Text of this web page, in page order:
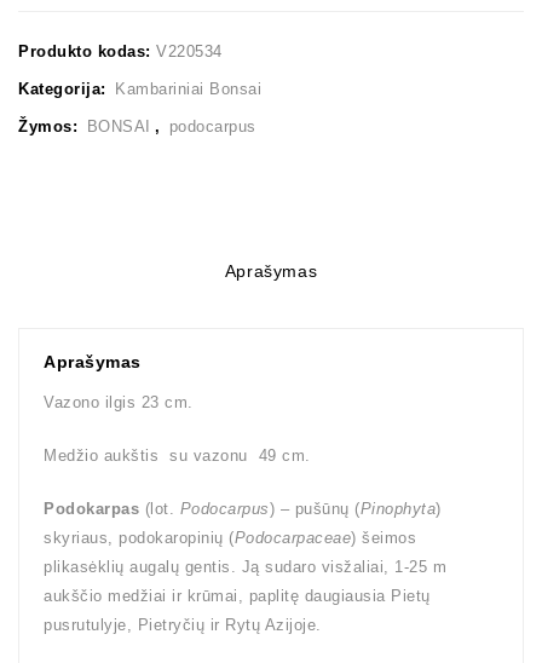
Produkto kodas: V220534
Kategorija: Kambariniai Bonsai
Žymos: BONSAI , podocarpus
Aprašymas
Aprašymas
Vazono ilgis 23 cm.
Medžio aukštis su vazonu 49 cm.
Podokarpas (lot. Podocarpus) – pušūnų (Pinophyta)
skyriaus, podokaropinių (Podocarpaceae) šeimos
plikasėklių augalų gentis. Ją sudaro visžaliai, 1-25 m
aukščio medžiai ir krūmai, paplitę daugiausia Pietų
pusrutulyje, Pietryčių ir Rytų Azijoje.